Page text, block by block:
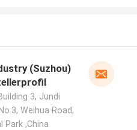
(Suzhou)
3, Jundi
Weihua Road,
Park ,China